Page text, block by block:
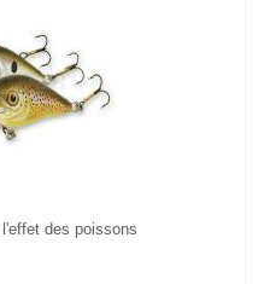
des poissons